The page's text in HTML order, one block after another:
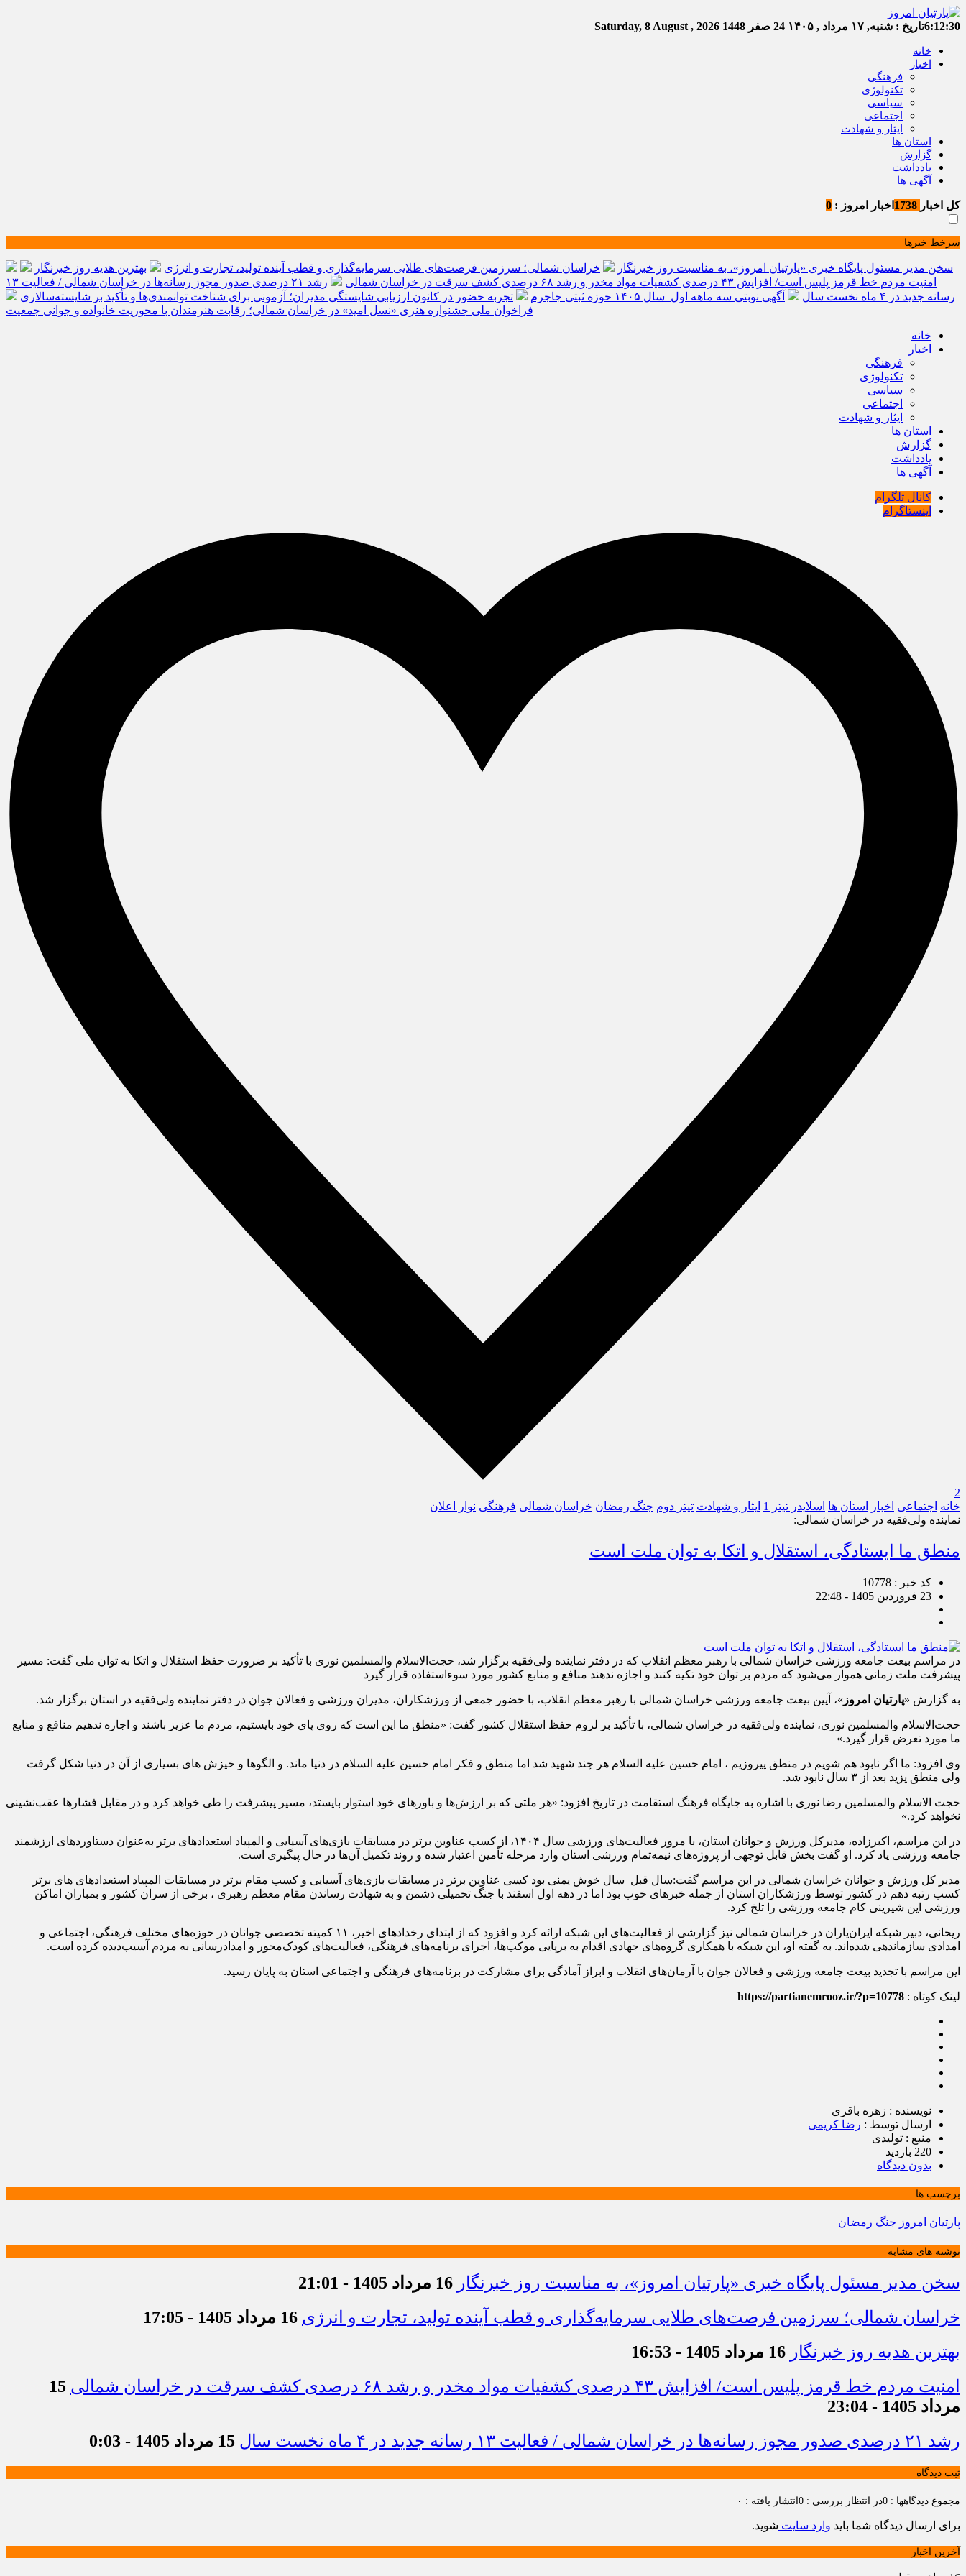
6:12:31تاریخ : شنبه, ۱۷ مرداد , ۱۴۰۵ 24 صفر 1448
خانه
اخبار
فرهنگی
تکنولوژی
سیاسی
اجتماعی
ایثار و شهادت
استان ها
گزارش
یادداشت
آگهی ها
کل اخبار اخبار امروز : 0
سرخط خبرها
سخن مدیر مسئول پایگاه خبری «پارتیان امروز»، به مناسبت روز خبرنگار خراسان شمالی؛ سرزمین فرصت‌های طلایی سرمایه‌گذاری و قطب آینده تولید، تجارت و انرژی
بهترین هدیه روز خبرنگار
امنیت مردم خط قرمز پلیس است/ افزایش ۴۳ درصدی کشفیات مواد مخدر و رشد ۶۸ درصدی کشف سرقت در خراسان شمالی
رشد ۲۱ درصدی صدور مجوز رسانه‌ها در خراسان شمالی / فعالیت ۱۳
رسانه جدید در ۴ ماه نخست سال
آگهی نوبتی سه ماهه اول سال ۱۴۰۵ حوزه ثبتی جاجرم
تجربه حضور در کانون ارزیابی شایستگی مدیران؛ آزمونی برای شناخت توانمندی‌ها و تأکید بر شایسته‌سالاری
فراخوان ملی جشنواره هنری «نسل امید» در خراسان شمالی؛ رقابت هنرمندان با محوریت خانواده و جوانی جمعیت
خانه
اخبار
فرهنگی
تکنولوژی
سیاسی
اجتماعی
ایثار و شهادت
استان ها
گزارش
یادداشت
آگهی ها
کانال تلگرام
اینستاگرام
2
خانه اجتماعی اخبار استان ها اسلایدر تیتر 1 ایثار و شهادت تیتر دوم جنگ رمضان خراسان شمالی فرهنگی نوار اعلان
نماینده ولی‌فقیه در خراسان شمالی:
منطق ما ایستادگی، استقلال و اتکا به توان ملت است
کد خبر : 10778
23 فروردین 1405 - 22:48
در مراسم بیعت جامعه ورزشی خراسان شمالی با رهبر معظم انقلاب که در دفتر نماینده ولی‌فقیه برگزار شد، حجت‌الاسلام والمسلمین نوری با تأکید بر ضرورت حفظ استقلال و اتکا به توان ملی گفت: مسیر
پیشرفت ملت زمانی هموار می‌شود که مردم بر توان خود تکیه کنند و اجازه ندهند منافع و منابع کشور مورد سوءاستفاده قرار گیرد
به گزارش «پارتیان امروز »، آیین بیعت جامعه ورزشی خراسان شمالی با رهبر معظم انقلاب، با حضور جمعی از ورزشکاران، مدیران ورزشی و فعالان جوان در دفتر نماینده ولی‌فقیه در استان برگزار شد.
حجت‌الاسلام والمسلمین نوری، نماینده ولی‌فقیه در خراسان شمالی، با تأکید بر لزوم حفظ استقلال کشور گفت: «منطق ما این است که روی پای خود بایستیم، مردم ما عزیز باشند و اجازه ندهیم منافع و منابع
ما مورد تعرض قرار گیرد.»
وی افزود: ما اگر نابود هم شویم در منطق پیروزیم ، امام حسین علیه السلام هر چند شهید شد اما منطق و فکر امام حسین علیه السلام در دنیا ماند. و الگوها و خیزش های بسیاری از آن در دنیا شکل گرفت
ولی منطق یزید بعد از ۳ سال نابود شد.
حجت الاسلام والمسلمین رضا نوری با اشاره به جایگاه فرهنگ استقامت در تاریخ افزود: «هر ملتی که بر ارزش‌ها و باورهای خود استوار بایستد، مسیر پیشرفت را طی خواهد کرد و در مقابل فشارها عقب‌نشینی
نخواهد کرد.»
در این مراسم، اکبرزاده، مدیرکل ورزش و جوانان استان، با مرور فعالیت‌های ورزشی سال ۱۴۰۴، از کسب عناوین برتر در مسابقات بازی‌های آسیایی و المپیاد استعدادهای برتر به‌عنوان دستاوردهای ارزشمند
جامعه ورزشی یاد کرد. او گفت بخش قابل توجهی از پروژه‌های نیمه‌تمام ورزشی استان وارد مرحله تأمین اعتبار شده و روند تکمیل آن‌ها در حال پیگیری است.
مدیر کل ورزش و جوانان خراسان شمالی در این مراسم گفت:سال قبل سال خوش یمنی بود کسی عناوین برتر در مسابقات بازی‌های آسیایی و کسب مقام برتر در مسابقات المپیاد استعدادهای های برتر
کسب رتبه دهم در کشور توسط ورزشکاران استان از جمله خبرهای خوب بود اما در دهه اول اسفند با جنگ تحمیلی دشمن و به شهادت رساندن مقام معظم رهبری ، برخی از سران کشور و بمباران اماکن
ورزشی این شیرینی کام جامعه ورزشی را تلخ کرد.
ریحانی، دبیر شبکه ایران‌یاران در خراسان شمالی نیز گزارشی از فعالیت‌های این شبکه ارائه کرد و افزود که از ابتدای رخدادهای اخیر، ۱۱ کمیته تخصصی جوانان در حوزه‌های مختلف فرهنگی، اجتماعی و
امدادی سازماندهی شده‌اند. به گفته او، این شبکه با همکاری گروه‌های جهادی اقدام به برپایی موکب‌ها، اجرای برنامه‌های فرهنگی، فعالیت‌های کودک‌محور و امدادرسانی به مردم آسیب‌دیده کرده است.
این مراسم با تجدید بیعت جامعه ورزشی و فعالان جوان با آرمان‌های انقلاب و ابراز آمادگی برای مشارکت در برنامه‌های فرهنگی و اجتماعی استان به پایان رسید.
لینک کوتاه : https://partianemrooz.ir/?p=10778
نویسنده : زهره باقری
ارسال توسط : رضا کریمی
منبع : تولیدی
220 بازدید
بدون دیدگاه
برچسب ها
پارتیان امروز جنگ رمضان
نوشته های مشابه
سخن مدیر مسئول پایگاه خبری «پارتیان امروز»، به مناسبت روز خبرنگار 16 مرداد 1405 - 21:01
خراسان شمالی؛ سرزمین فرصت‌های طلایی سرمایه‌گذاری و قطب آینده تولید، تجارت و انرژی 16 مرداد 1405 - 17:05
بهترین هدیه روز خبرنگار 16 مرداد 1405 - 16:53
امنیت مردم خط قرمز پلیس است/ افزایش ۴۳ درصدی کشفیات مواد مخدر و رشد ۶۸ درصدی کشف سرقت در خراسان شمالی
15
مرداد 1405 - 23:04
رشد ۲۱ درصدی صدور مجوز رسانه‌ها در خراسان شمالی / فعالیت ۱۳ رسانه جدید در ۴ ماه نخست سال
15 مرداد 1405 - 0:03
ثبت دیدگاه
مجموع دیدگاهها : 0 در انتظار بررسی : 0 انتشار یافته : ۰
برای ارسال دیدگاه شما باید وارد سایت شوید.
آخرین اخبار